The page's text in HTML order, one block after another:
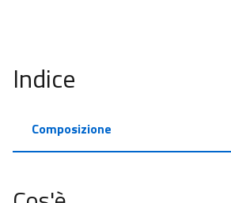
Indice
Composizione